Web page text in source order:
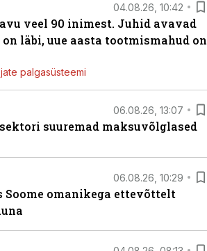
04.08.26, 10:42
veel 90 inimest. Juhid avavad
läbi, uue aasta tootmismahud on
palgasüsteemi
06.08.26, 13:07
suuremad maksuvõlglased
06.08.26, 10:29
Soome omanikega ettevõttelt